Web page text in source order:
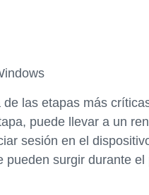
las etapas más
puede llevar a un
sesión en el
surgir durante